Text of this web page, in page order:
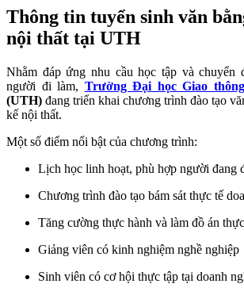
Thông tin tuyển sinh văn
nội thất tại UTH
Nhằm đáp ứng nhu cầu học tập và chuyển
người đi làm, Trường Đại học Giao
(UTH) đang triển khai chương trình đào tạo
kế nội thất.
Một số điểm nổi bật của chương trình:
Lịch học linh hoạt, phù hợp người đang
Chương trình đào tạo bám sát thực tế
Tăng cường thực hành và làm đồ án
Giảng viên có kinh nghiệm nghề nghiệp
Sinh viên có cơ hội thực tập tại doanh